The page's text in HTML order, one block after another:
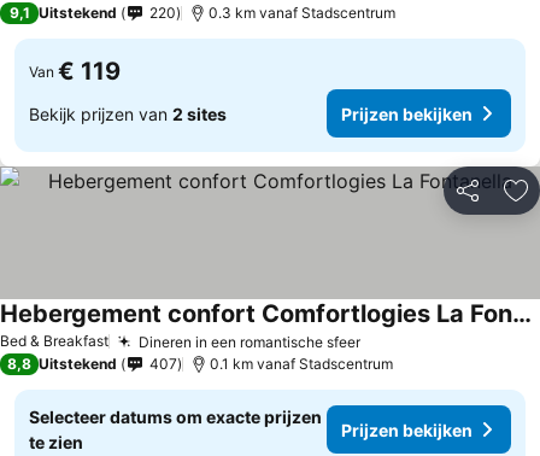
9,1 Uitstekend 220 0.3 km vanaf Stadscentrum
Van € 119
Bekijk prijzen van 2 sites Prijzen bekijken
Delen
Bed & Breakfast Dineren in een romantische sfeer
Hebergement confort Comfortlogies La Fontanella
8,8 Uitstekend 407 0.1 km vanaf Stadscentrum
Selecteer datums om exacte prijzen
te zien
Prijzen bekijken